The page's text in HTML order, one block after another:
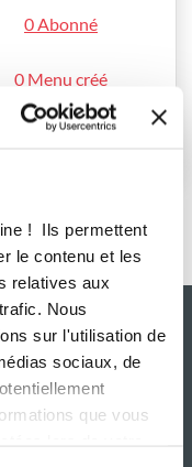
! Ils permettent
le contenu et les
relatives aux
Nous
sur l'utilisation de
sociaux, de
que vous
0 Abonné
0 Menu créé